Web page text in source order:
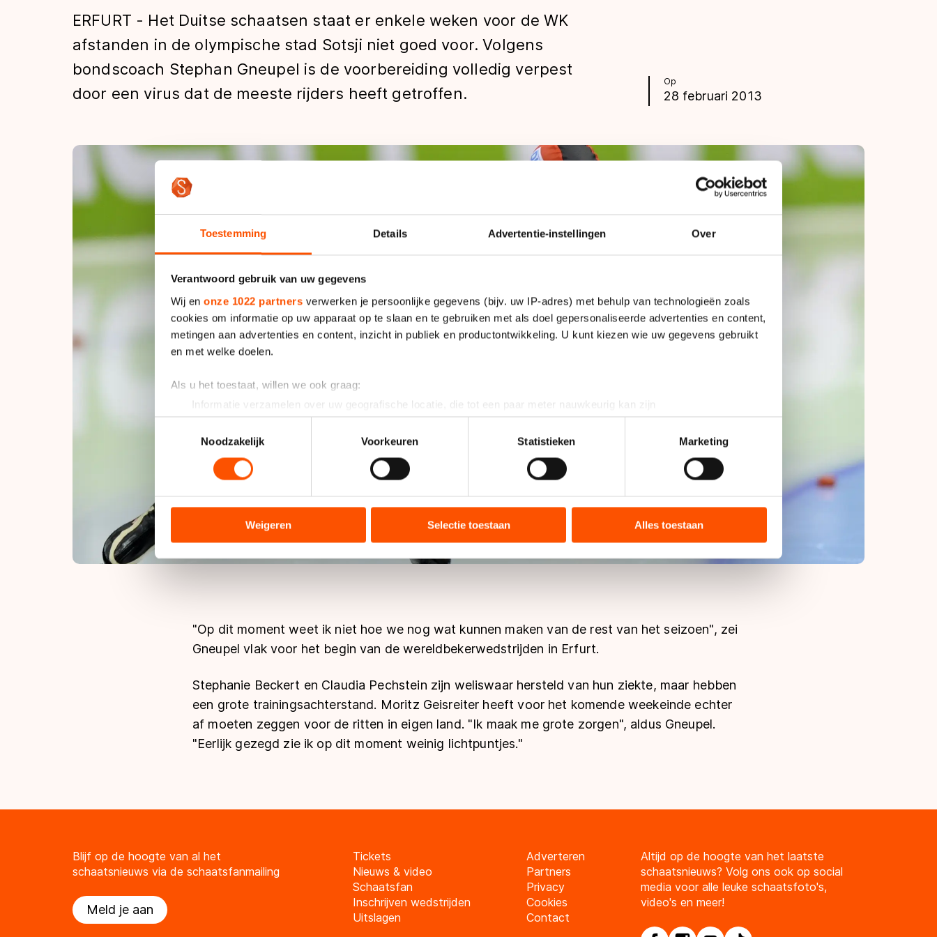
Toestemming Details Advertentie-instellingen Over
Verantwoord gebruik van uw gegevens
Wij en onze 1022 partners verwerken je persoonlijke gegevens (bijv. uw IP-adres) met behulp van technologieën zoals
cookies om informatie op uw apparaat op te slaan en te gebruiken met als doel gepersonaliseerde advertenties en content,
metingen aan advertenties en content, inzicht in publiek en productontwikkeling. U kunt kiezen wie uw gegevens gebruikt
en met welke doelen.
Als u het toestaat, willen we ook graag:
Informatie verzamelen over uw geografische locatie, die tot een paar meter nauwkeurig kan zijn
Uw apparaat identificeren door het actief te scannen op specifieke eigenschappen (fingerprinting)
Lees meer over hoe uw persoonlijke gegevens worden verwerkt en stel uw voorkeuren in het
detailgedeeltein. U kunt uw
toestemming op elk moment wijzigen of intrekken in de Cookieverklaring.
analyseren. We delen informatie over uw gebruik van onze site met onze partners voor social media, advertenties en
analyse. Zij kunnen deze combineren met andere gegevens die u aan hen heeft verstrekt of die zij hebben verzameld via
hun services. Sommige partners kunnen gegevens doorgeven aan landen buiten de EU, zoals de VS, waar mogelijk geen
adequaat beschermingsniveau geldt volgens de GDPR. Door op ‘Toestaan’ te klikken, stemt u in met deze overdracht.
Noodzakelijk
Voorkeuren Statistieken Marketing
Weigeren Selectie toestaan Alles toestaan
Tijden & historie
De weg op
Olympische Spelen
Op
28 februari 2013
ERFURT - Het Duitse schaatsen staat er enkele weken voor de WK
afstanden in de olympische stad Sotsji niet goed voor. Volgens
bondscoach Stephan Gneupel is de voorbereiding volledig verpest
door een virus dat de meeste rijders heeft getroffen.
"Op dit moment weet ik niet hoe we nog wat kunnen maken van de rest van het seizoen", zei
Gneupel vlak voor het begin van de wereldbekerwedstrijden in Erfurt.
Stephanie Beckert en Claudia Pechstein zijn weliswaar hersteld van hun ziekte, maar hebben
een grote trainingsachterstand. Moritz Geisreiter heeft voor het komende weekeinde echter
af moeten zeggen voor de ritten in eigen land. "Ik maak me grote zorgen", aldus Gneupel.
"Eerlijk gezegd zie ik op dit moment weinig lichtpuntjes."
Blijf op de hoogte van al het
schaatsnieuws via de schaatsfanmailing
Meld je aan
Tickets
Nieuws & video
Schaatsfan
Inschrijven wedstrijden
Uitslagen
Adverteren
Partners
Privacy
Cookies
Contact
Altijd op de hoogte van het laatste
schaatsnieuws? Volg ons ook op social
media voor alle leuke schaatsfoto's,
video's en meer!